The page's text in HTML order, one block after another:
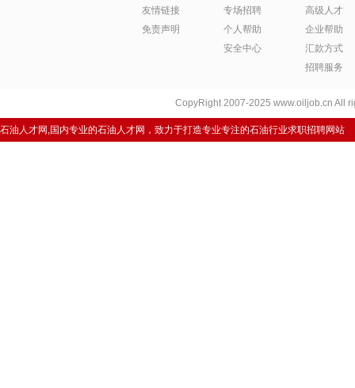
友情链接
免责声明
专场招聘
个人帮助
安全中心
高级人才
企业帮助
汇款方式
招聘服务
CopyRight 2007-2025 www.oiljob.cn All
石油人才网,国内专业的石油人才网，致力于打造专业专注的石油行业求职招聘网站